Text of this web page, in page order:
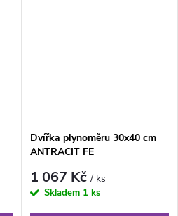
Dvířka plynoměru 30x40 cm
ANTRACIT FE
1 067 Kč/ ks
Skladem 1 ks